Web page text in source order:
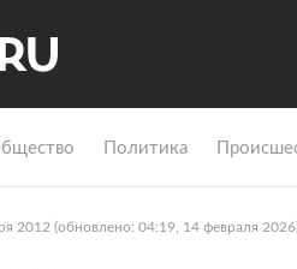
Политика
2012 (обновлено: 04:19, 14 февраля